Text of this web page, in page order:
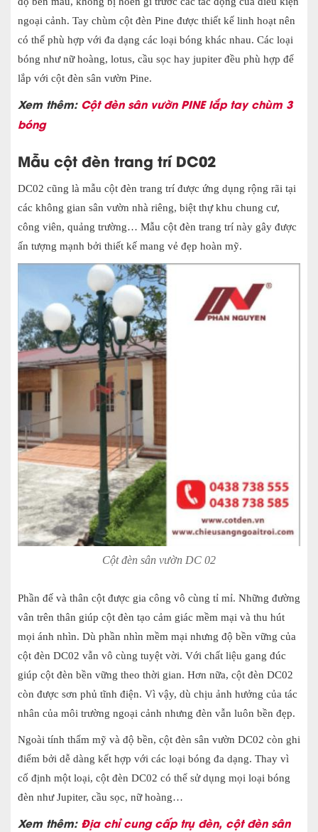
ngoại cảnh. Tay chùm cột đèn Pine được thiết kế linh hoạt nên
có thể phù hợp với đa dạng các loại bóng khác nhau. Các loại
bóng như nữ hoàng, lotus, cầu sọc hay jupiter đều phù hợp để
lắp với cột đèn sân vườn Pine.
Xem thêm: Cột đèn sân vườn PINE lắp tay chùm 3
bóng
Mẫu cột đèn trang trí DC02
DC02 cũng là mẫu cột đèn trang trí được ứng dụng rộng rãi tại
các không gian sân vườn nhà riêng, biệt thự khu chung cư,
công viên, quảng trường… Mẫu cột đèn trang trí này gây được
ấn tượng mạnh bởi thiết kế mang vẻ đẹp hoàn mỹ.
Cột đèn sân vườn DC 02
Phần đế và thân cột được gia công vô cùng tỉ mỉ. Những đường
vân trên thân giúp cột đèn tạo cảm giác mềm mại và thu hút
mọi ánh nhìn. Dù phần nhìn mềm mại nhưng độ bền vững của
cột đèn DC02 vẫn vô cùng tuyệt vời. Với chất liệu gang đúc
giúp cột đèn bền vững theo thời gian. Hơn nữa, cột đèn DC02
còn được sơn phủ tĩnh điện. Vì vậy, dù chịu ảnh hưởng của tác
nhân của môi trường ngoại cảnh nhưng đèn vẫn luôn bền đẹp.
Ngoài tính thẩm mỹ và độ bền, cột đèn sân vườn DC02 còn ghi
điểm bởi dễ dàng kết hợp với các loại bóng đa dạng. Thay vì
cố định một loại, cột đèn DC02 có thể sử dụng mọi loại bóng
đèn như Jupiter, cầu sọc, nữ hoàng…
Xem thêm: Địa chỉ cung cấp trụ đèn, cột đèn sân